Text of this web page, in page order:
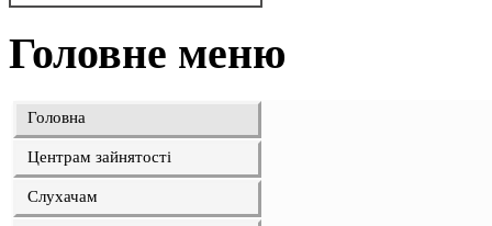
Головне меню
Головна
Центрам зайнятості
Слухачам